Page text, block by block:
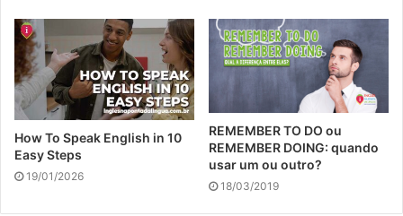
How To Speak English in 10
Easy Steps
19/01/2026
REMEMBER TO DO ou
REMEMBER DOING: quando
usar um ou outro?
18/03/2019